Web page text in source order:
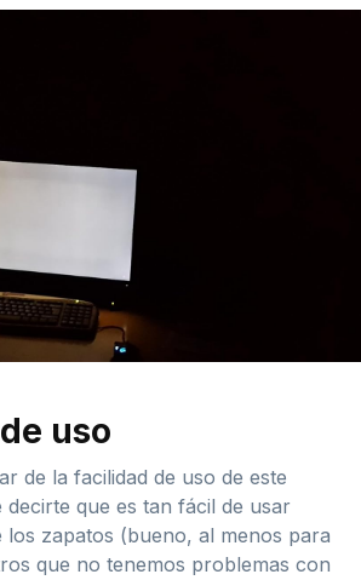
uso
de la facilidad de uso de este
decirte que es tan fácil de usar
zapatos (bueno, al menos para
que no tenemos problemas con